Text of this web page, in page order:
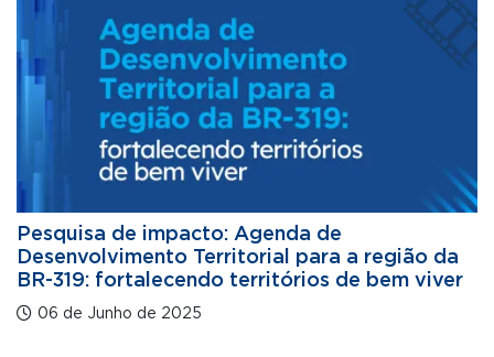
Pesquisa de impacto: Agenda de
Desenvolvimento Territorial para a região da
BR-319: fortalecendo territórios de bem viver
06 de Junho de 2025